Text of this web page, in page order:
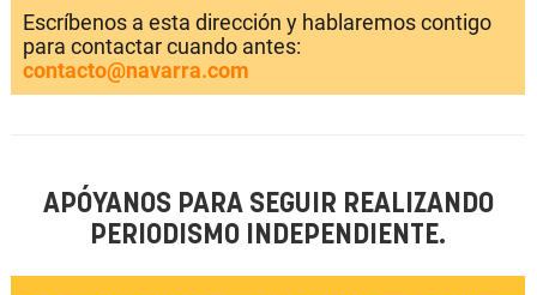
Escríbenos a esta dirección y hablaremos contigo
para contactar cuando antes:
contacto@navarra.com
APÓYANOS PARA SEGUIR REALIZANDO
PERIODISMO INDEPENDIENTE.